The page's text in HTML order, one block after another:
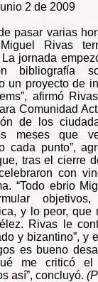
2 de 2009
pasar varias
Rivas
jornada
bibliografía
un proyecto de
afirmó
Comunidad
de los
meses que
cada punto”,
tras el cierre
con
“Todo ebrio
y lo peor, que
Rivas le
y bizantino”, y
es bueno
me criticó el
así”, concluyó.